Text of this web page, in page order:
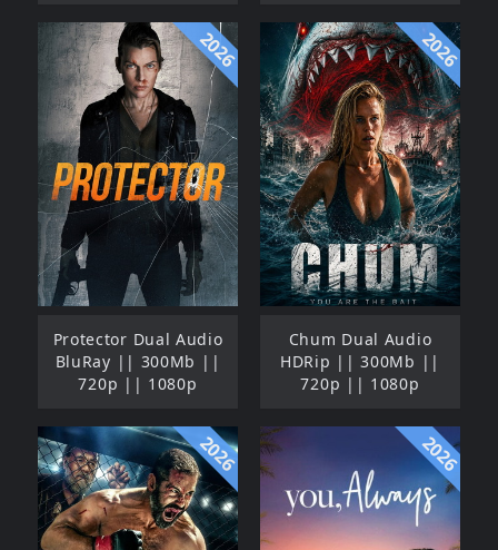
2026
Protector Dual Audio
BluRay || 300Mb ||
720p || 1080p
2026
Chum Dual Audio
HDRip || 300Mb ||
720p || 1080p
2026 2026